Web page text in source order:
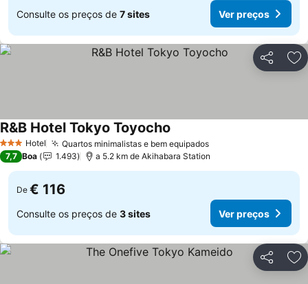
Consulte os preços de 7 sites Ver preços
Partilhar
3 EstrelasHotel Quartos minimalistas e bem equipadosVer preços
R&B Hotel Tokyo Toyocho
7,7 Boa 1.493 a 5.2 km de Akihabara Station
De € 116
Consulte os preços de 3 sites Ver preços
Partilhar